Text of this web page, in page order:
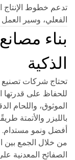
تدعم خطوط الإنتاج
الفعلي، وسير العمل
بناء
الذكية
تحتاج شركات تصنيع
للحفاظ على قدرتها
الموثوق، واللحام
بالليزر والأتمتة
أفضل ونمو مستدام.
من خلال الجمع بين
الصفائح المعدنية